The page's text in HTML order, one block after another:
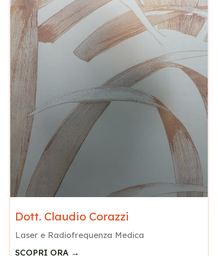
Dott. Claudio Corazzi
Laser e Radiofrequenza Medica
SCOPRI ORA →